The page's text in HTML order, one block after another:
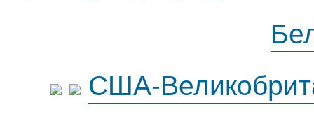
США-